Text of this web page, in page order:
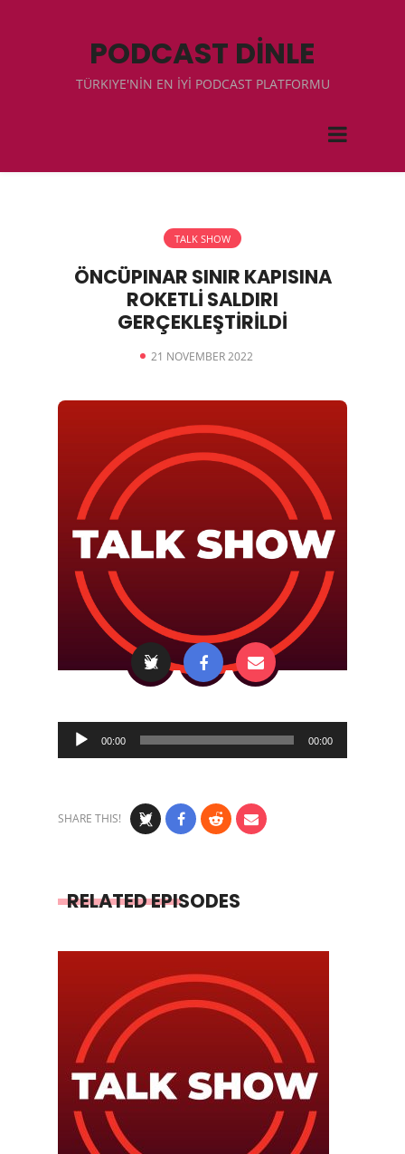
PODCAST DİNLE
TÜRKIYE'NİN EN İYİ PODCAST PLATFORMU
TALK SHOW
ÖNCÜPINAR SINIR KAPISINA
ROKETLİ SALDIRI
GERÇEKLEŞTİRİLDİ
21 NOVEMBER 2022
Audio
Player
00:00 00:00
SHARE THIS!
RELATED EPISODES